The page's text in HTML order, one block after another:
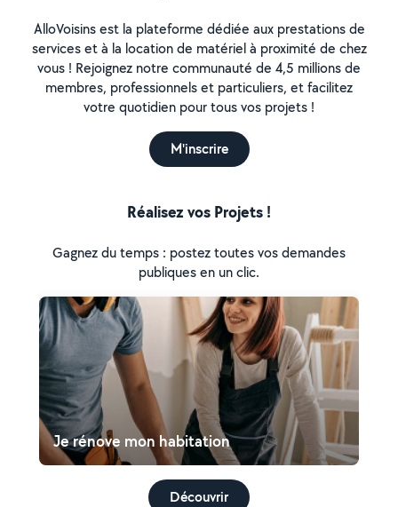
AlloVoisins est la plateforme dédiée aux prestations de
services et à la location de matériel à proximité de chez
vous ! Rejoignez notre communauté de 4,5 millions de
membres, professionnels et particuliers, et facilitez
votre quotidien pour tous vos projets !
M'inscrire
Réalisez vos Projets !
Gagnez du temps : postez toutes vos demandes
publiques en un clic.
Je rénove mon habitation
Découvrir